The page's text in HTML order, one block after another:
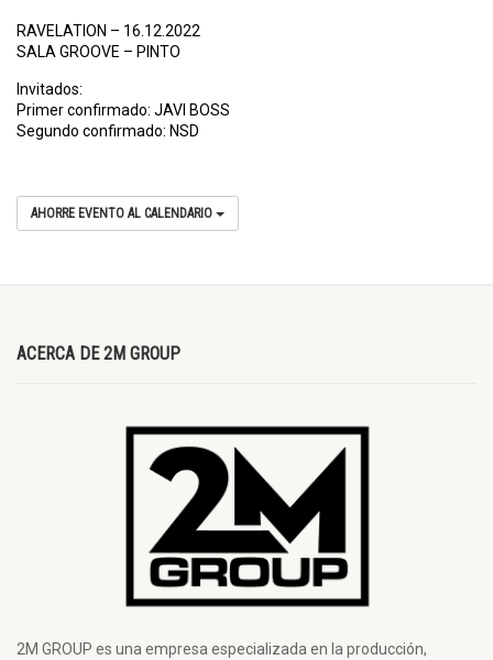
RAVELATION – 16.12.2022
SALA GROOVE – PINTO
Invitados:
Primer confirmado: JAVI BOSS
Segundo confirmado: NSD
AHORRE EVENTO AL CALENDARIO
ACERCA DE 2M GROUP
2M GROUP es una empresa especializada en la producción,